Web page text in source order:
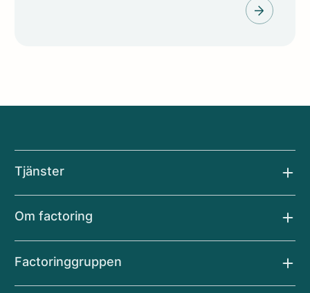
Tjänster
Företagslån
Leasing
Transportfinansiering
Om factoring
Factoringskolan
FAQ
Factoringgruppen